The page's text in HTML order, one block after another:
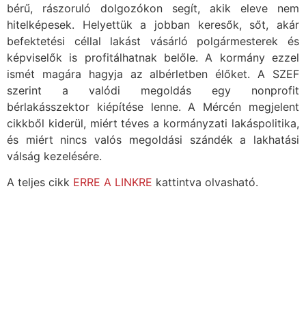
bérű, rászoruló dolgozókon segít, akik eleve nem
hitelképesek. Helyettük a jobban keresők, sőt, akár
befektetési céllal lakást vásárló polgármesterek és
képviselők is profitálhatnak belőle. A kormány ezzel
ismét magára hagyja az albérletben élőket. A SZEF
szerint a valódi megoldás egy nonprofit
bérlakásszektor kiépítése lenne. A Mércén megjelent
cikkből kiderül, miért téves a kormányzati lakáspolitika,
és miért nincs valós megoldási szándék a lakhatási
válság kezelésére.
A teljes cikk ERRE A LINKRE kattintva olvasható.